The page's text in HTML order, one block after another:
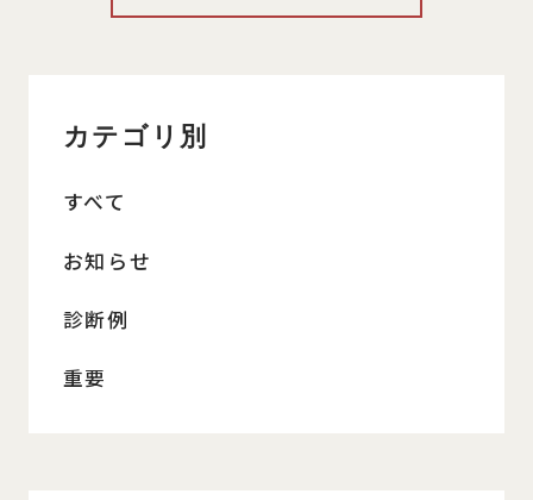
カテゴリ別
すべて
お知らせ
診断例
重要